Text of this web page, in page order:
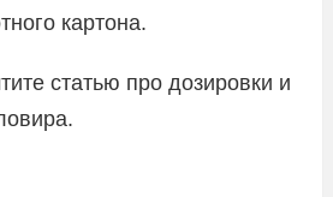
картона.
статью про дозировки и